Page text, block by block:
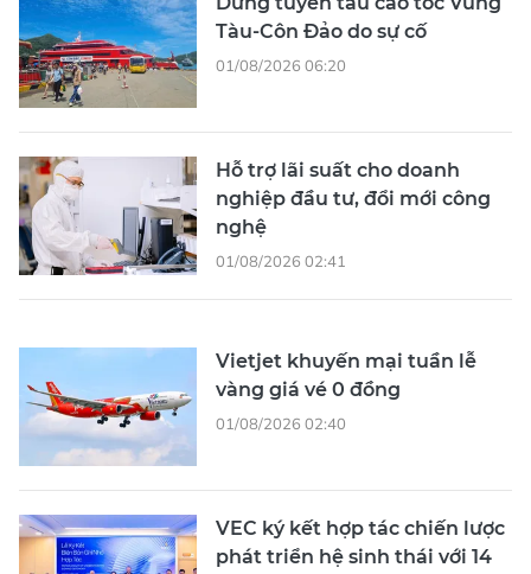
Tàu-Côn Đảo do sự cố
01/08/2026 06:20
Hỗ trợ lãi suất cho doanh
nghiệp đầu tư, đổi mới công
nghệ
01/08/2026 02:41
Vietjet khuyến mại tuần lễ
vàng giá vé 0 đồng
01/08/2026 02:40
VEC ký kết hợp tác chiến lược
phát triển hệ sinh thái với 14